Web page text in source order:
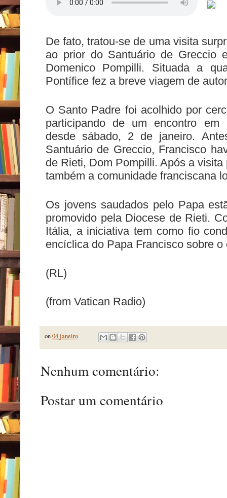
De fato, tratou-se de uma visita
ao prior do Santuário de Greccio
Domenico Pompilli. Situada a
Pontífice fez a breve viagem de
O Santo Padre foi acolhido por
participando de um encontro em
desde sábado, 2 de janeiro.
Santuário de Greccio, Francisco
de Rieti, Dom Pompilli. Após a
também a comunidade franciscana
Os jovens saudados pelo Papa
promovido pela Diocese de Rieti.
Itália, a iniciativa tem como fio
encíclica do Papa Francisco sobre
(RL)
(from Vatican Radio)
on04 janeiro
Nenhum comentário:
Postar um comentário